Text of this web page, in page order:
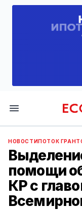
НОВОСТИПОТОК
помощи
КР с